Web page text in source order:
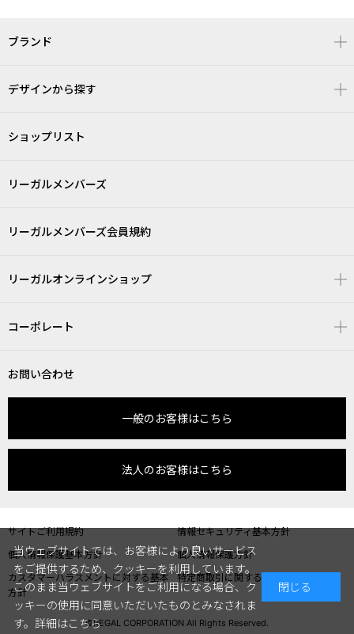
ブランド
デザインから探す
ショップリスト
リーガルメンバーズ
リーガルメンバーズ会員規約
リーガルオンラインショップ
コーポレート
お問い合わせ
一般のお客様はこちら
法人のお客様はこちら
サイトご利用規約
情報セキュリティ基本方針
個人情報保護基本方針
個人情報保護方針
カスタマーハラスメントに対する基本
方針
特定商取引に関する表記
©REGAL CORPORATION All Rights Reserved.
当ウェブサイトでは、お客様により良いサービス
をご提供するため、クッキーを利用しています。
このまま当ウェブサイトをご利用になる場合、ク
ッキーの使用に同意いただいたものとみなされま
す。 詳細はこちら
閉じる